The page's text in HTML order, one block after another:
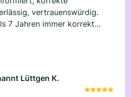
vertrauenswürdig.
7 Jahren immer korrekt
Lüttgen K.